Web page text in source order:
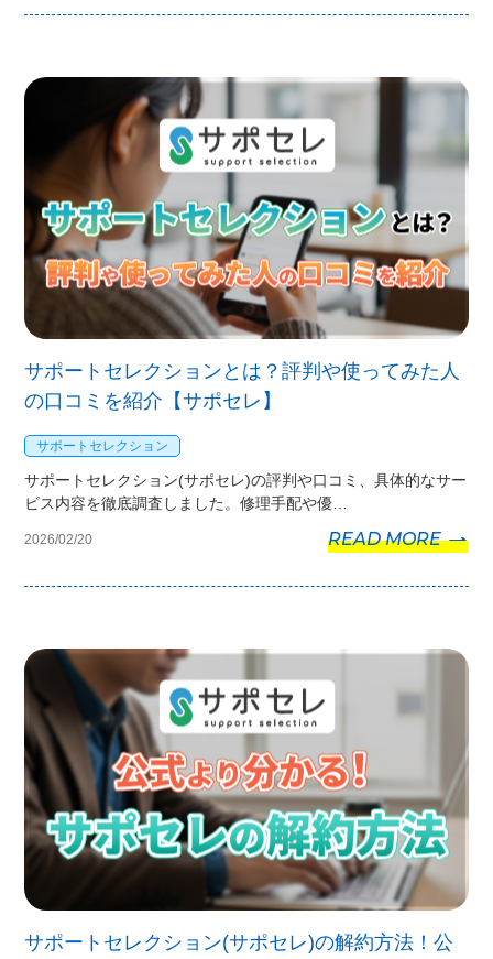
サポートセレクションとは？評判や使ってみた人
の口コミを紹介【サポセレ】
サポートセレクション
サポートセレクション(サポセレ)の評判や口コミ、具体的なサー
ビス内容を徹底調査しました。修理手配や優…
2026/02/20 READ MORE
サポートセレクション(サポセレ)の解約方法！公